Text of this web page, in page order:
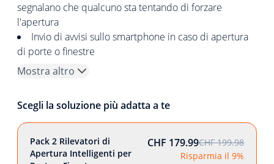
segnalano che qualcuno sta tentando di forzare
l'apertura
Invio di avvisi sullo smartphone in caso di apertura
di porte o finestre
Mostra altro
Scegli la soluzione più adatta a te
Pack 2 Rilevatori di
Apertura Intelligenti per
CHF 179.99CHF 199.98
Risparmia il 9%